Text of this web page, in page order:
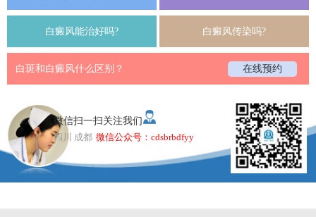
白癜风能治好吗? 白癜风传染吗?
白斑和白癜风什么区别？ 在线预约
微信扫一扫关注我们
四川 成都 微信公众号：cdsbrbdfyy